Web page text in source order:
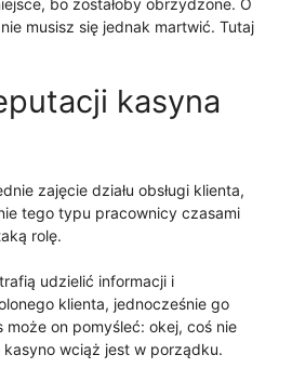
bo zostałoby obrzydzone. O
musisz się jednak martwić. Tutaj
kasyna
zajęcie działu obsługi klienta,
tego typu pracownicy czasami
rolę.
udzielić informacji i
klienta, jednocześnie go
może on pomyśleć: okej, coś nie
kasyno wciąż jest w porządku.